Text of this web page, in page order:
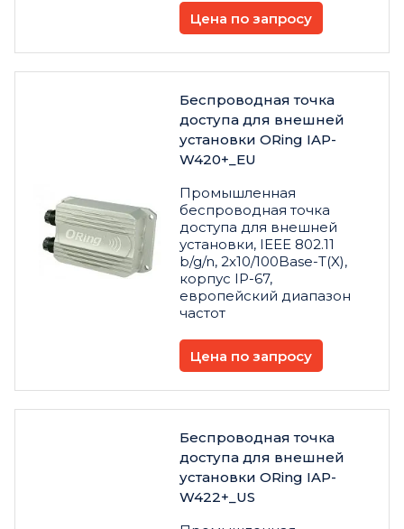
Цена по запросу
Беспроводная точка
доступа для внешней
установки ORing IAP-
W420+_EU
Промышленная
беспроводная точка
доступа для внешней
установки, IEEE 802.11
b/g/n, 2x10/100Base-T(X),
корпус IP-67,
европейский диапазон
частот
Цена по запросу
Беспроводная точка
доступа для внешней
установки ORing IAP-
W422+_US